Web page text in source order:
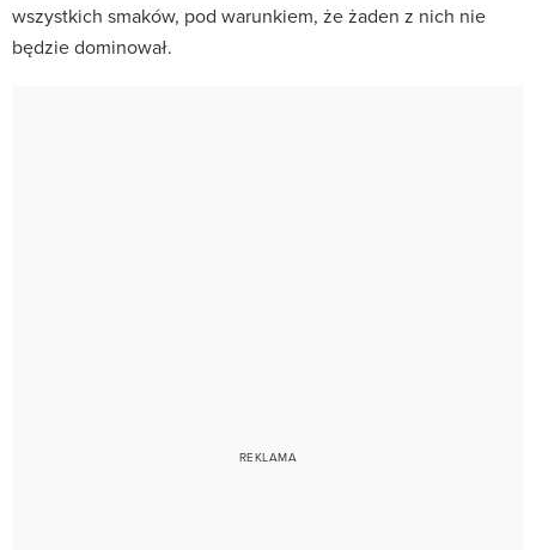
wszystkich smaków, pod warunkiem, że żaden z nich nie
będzie dominował.